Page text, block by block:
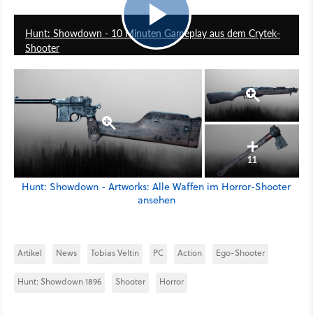
Hunt: Showdown - 10 Minuten Gameplay aus dem Crytek-
Shooter
11
Hunt: Showdown - Artworks: Alle Waffen im Horror-Shooter
ansehen
Artikel News Tobias Veltin PC Action Ego-Shooter
Hunt: Showdown 1896 Shooter Horror